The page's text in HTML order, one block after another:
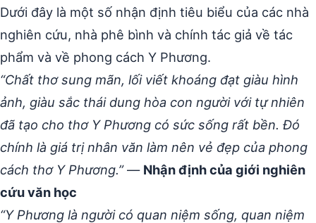
Dưới đây là một số nhận định tiêu biểu của các nhà
nghiên cứu, nhà phê bình và chính tác giả về tác
phẩm và về phong cách Y Phương.
“Chất thơ sung mãn, lối viết khoáng đạt giàu hình
ảnh, giàu sắc thái dung hòa con người với tự nhiên
đã tạo cho thơ Y Phương có sức sống rất bền. Đó
chính là giá trị nhân văn làm nên vẻ đẹp của phong
cách thơ Y Phương.”— Nhận định của giới nghiên
cứu văn học
“Y Phương là người có quan niệm sống, quan niệm